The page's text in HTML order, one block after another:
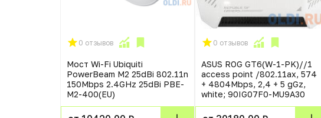
0 отзывов
Мост Wi-Fi Ubiquiti
PowerBeam M2 25dBi 802.11n
150Mbps 2.4GHz 25dBi PBE-
M2-400(EU)
0 отзывов
ASUS ROG GT6(W-1-PK)//1
access point /802.11ax, 574
+ 4804Mbps, 2,4 + 5 gGz,
white; 90IG07F0-MU9A30